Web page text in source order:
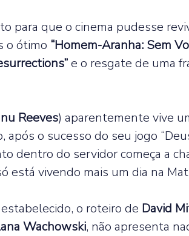
para que o cinema pudesse
o ótimo “Homem-Aranha: Sem
e o resgate de uma
Reeves) aparentemente vive
após o sucesso do seu jogo
dentro do servidor começa a
está vivendo mais um dia na
o roteiro de David
Wachowski, não apresenta